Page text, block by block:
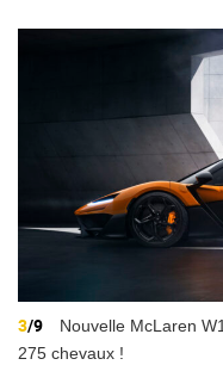
3/9
Nouvelle McLaren
275 chevaux !